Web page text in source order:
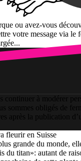
ou avez-vous
votre message via le
continuer à modérer
sommes obligés de
après la publication
fleurir en Suisse
grande du monde,
du titan»: autant de